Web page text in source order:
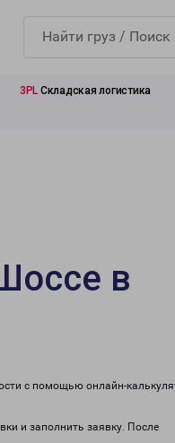
3PL Складская логистика
в
с помощью онлайн-
и заполнить заявку. После